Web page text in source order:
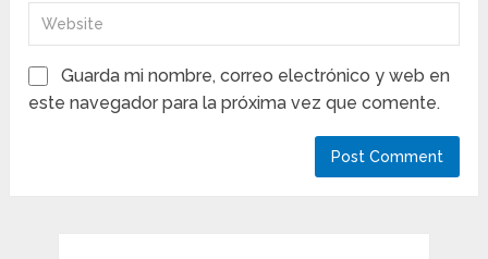
Guarda mi nombre, correo electrónico y web en
este navegador para la próxima vez que comente.